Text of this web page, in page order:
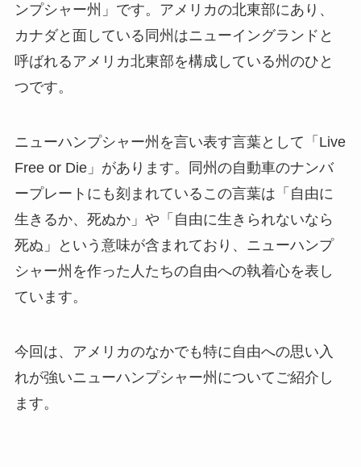
ンプシャー州」です。アメリカの北東部にあり、
カナダと面している同州はニューイングランドと
呼ばれるアメリカ北東部を構成している州のひと
つです。
ニューハンプシャー州を言い表す言葉として「Live
Free or Die」があります。同州の自動車のナンバ
ープレートにも刻まれているこの言葉は「自由に
生きるか、死ぬか」や「自由に生きられないなら
死ぬ」という意味が含まれており、ニューハンプ
シャー州を作った人たちの自由への執着心を表し
ています。
今回は、アメリカのなかでも特に自由への思い入
れが強いニューハンプシャー州についてご紹介し
ます。